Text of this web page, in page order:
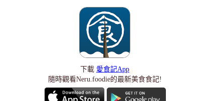
下載 愛食記App
隨時觀看Neru.foodie的最新美食食記!